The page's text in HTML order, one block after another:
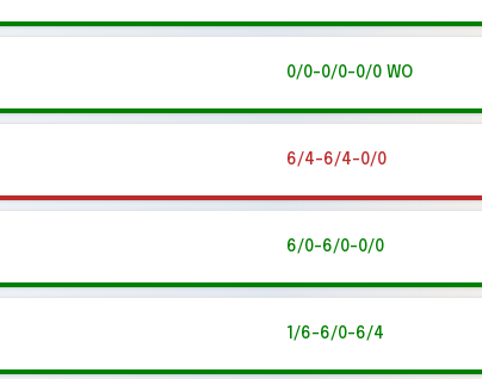
0/0-0/0-0/0 WO
6/4-6/4-0/0
6/0-6/0-0/0
1/6-6/0-6/4